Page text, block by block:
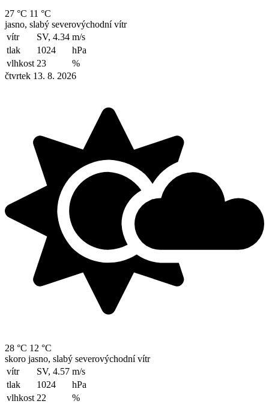
27 °C 11 °C
jasno, slabý severovýchodní vítr
vítr
SV, 4.34 m/s
tlak
1024
hPa
vlhkost 23
%
čtvrtek 13. 8. 2026
28 °C 12 °C
skoro jasno, slabý severovýchodní vítr
vítr
SV, 4.57 m/s
tlak
1024
hPa
vlhkost 22 %